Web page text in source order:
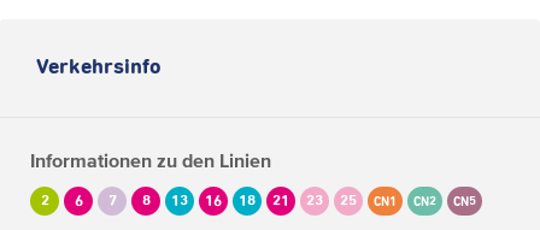
Verkehrsinfo
Informationen zu den Linien
2 6 7 8 13 16 18 21 23 25 CN1 CN2 CN5